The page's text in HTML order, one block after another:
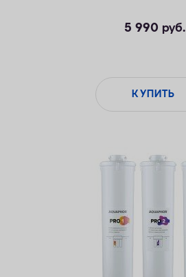
5 990 руб.
КУПИТЬ